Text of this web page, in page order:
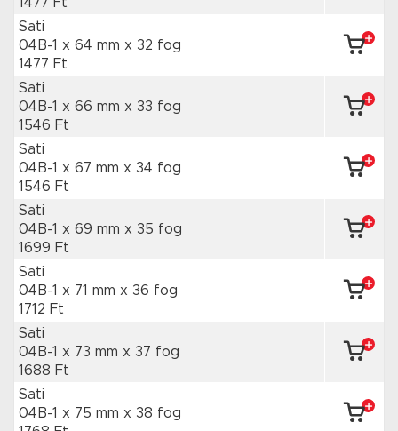
Sati
04B-1 x 64 mm x 32 fog
1477 Ft
Sati
04B-1 x 66 mm x 33 fog
1546 Ft
Sati
04B-1 x 67 mm x 34 fog
1546 Ft
Sati
04B-1 x 69 mm x 35 fog
1699 Ft
Sati
04B-1 x 71 mm x 36 fog
1712 Ft
Sati
04B-1 x 73 mm x 37 fog
1688 Ft
Sati
04B-1 x 75 mm x 38 fog